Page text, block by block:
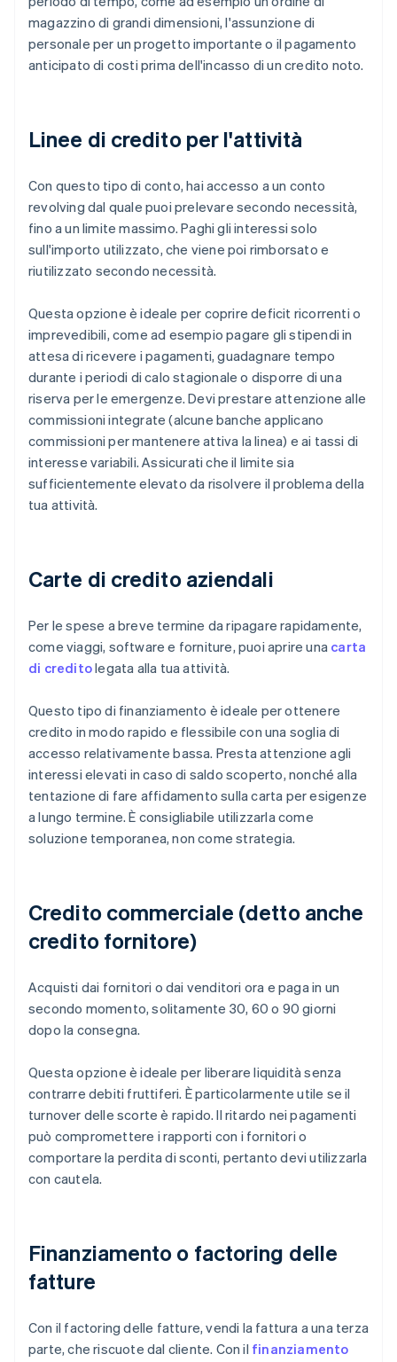
magazzino di grandi dimensioni, l'assunzione di
personale per un progetto importante o il pagamento
anticipato di costi prima dell'incasso di un credito noto.
Linee di credito per l'attività
Con questo tipo di conto, hai accesso a un conto
revolving dal quale puoi prelevare secondo necessità,
fino a un limite massimo. Paghi gli interessi solo
sull'importo utilizzato, che viene poi rimborsato e
riutilizzato secondo necessità.
Questa opzione è ideale per coprire deficit ricorrenti o
imprevedibili, come ad esempio pagare gli stipendi in
attesa di ricevere i pagamenti, guadagnare tempo
durante i periodi di calo stagionale o disporre di una
riserva per le emergenze. Devi prestare attenzione alle
commissioni integrate (alcune banche applicano
commissioni per mantenere attiva la linea) e ai tassi di
interesse variabili. Assicurati che il limite sia
sufficientemente elevato da risolvere il problema della
tua attività.
Carte di credito aziendali
Per le spese a breve termine da ripagare rapidamente,
come viaggi, software e forniture, puoi aprire una carta
di creditolegata alla tua attività.
Questo tipo di finanziamento è ideale per ottenere
credito in modo rapido e flessibile con una soglia di
accesso relativamente bassa. Presta attenzione agli
interessi elevati in caso di saldo scoperto, nonché alla
tentazione di fare affidamento sulla carta per esigenze
a lungo termine. È consigliabile utilizzarla come
soluzione temporanea, non come strategia.
Credito commerciale (detto anche
credito fornitore)
Acquisti dai fornitori o dai venditori ora e paga in un
secondo momento, solitamente 30, 60 o 90 giorni
dopo la consegna.
Questa opzione è ideale per liberare liquidità senza
contrarre debiti fruttiferi. È particolarmente utile se il
turnover delle scorte è rapido. Il ritardo nei pagamenti
può compromettere i rapporti con i fornitori o
comportare la perdita di sconti, pertanto devi utilizzarla
con cautela.
Finanziamento o factoring delle
fatture
Con il factoring delle fatture, vendi la fattura a una terza
parte, che riscuote dal cliente. Con il finanziamento